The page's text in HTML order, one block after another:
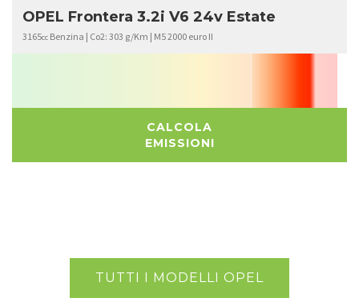
OPEL Frontera 3.2i V6 24v Estate
3165cc Benzina | Co2: 303 g/Km | M5 2000 euro II
CALCOLA
EMISSIONI
TUTTI I MODELLI OPEL